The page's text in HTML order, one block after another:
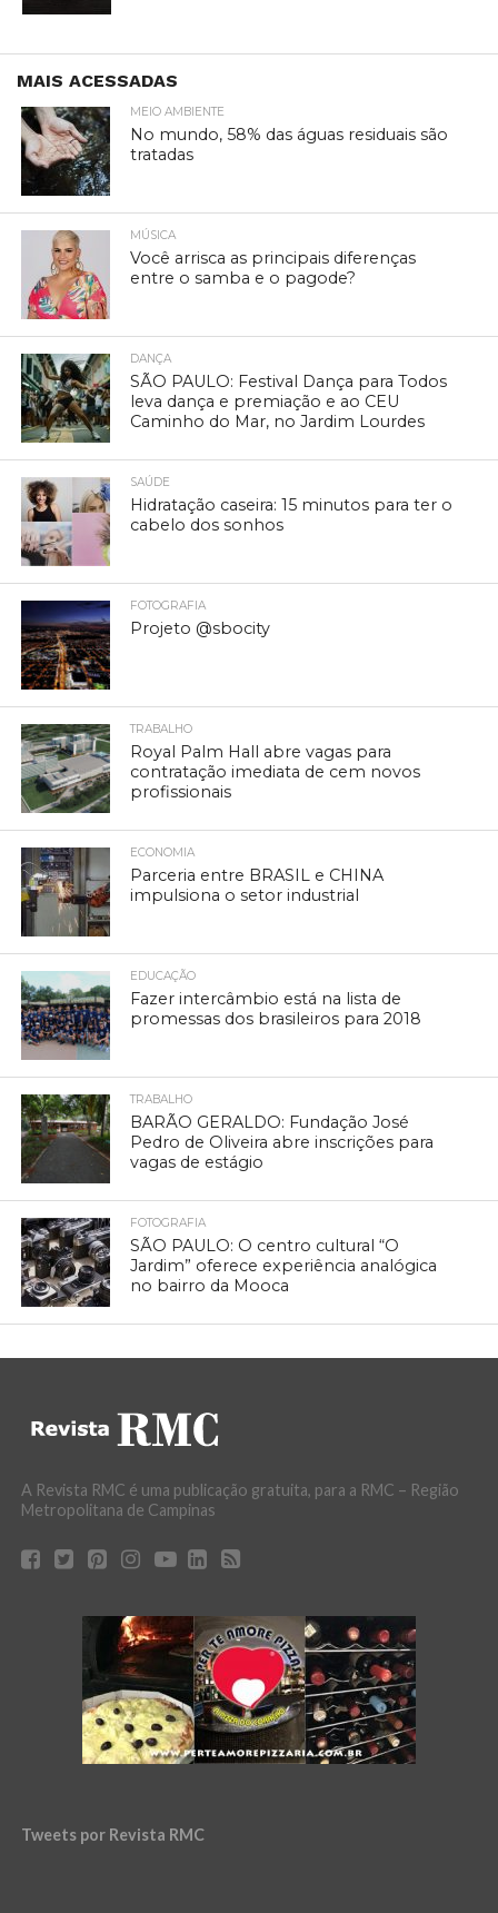
MAIS ACESSADAS
MEIO AMBIENTE
No mundo, 58% das águas residuais são
tratadas
MÚSICA
Você arrisca as principais diferenças
entre o samba e o pagode?
DANÇA
SÃO PAULO: Festival Dança para Todos
leva dança e premiação e ao CEU
Caminho do Mar, no Jardim Lourdes
SAÚDE
Hidratação caseira: 15 minutos para ter o
cabelo dos sonhos
FOTOGRAFIA
Projeto @sbocity
TRABALHO
Royal Palm Hall abre vagas para
contratação imediata de cem novos
profissionais
ECONOMIA
Parceria entre BRASIL e CHINA
impulsiona o setor industrial
EDUCAÇÃO
Fazer intercâmbio está na lista de
promessas dos brasileiros para 2018
TRABALHO
BARÃO GERALDO: Fundação José
Pedro de Oliveira abre inscrições para
vagas de estágio
FOTOGRAFIA
SÃO PAULO: O centro cultural “O
Jardim” oferece experiência analógica
no bairro da Mooca
A Revista RMC é uma publicação gratuita, para a RMC – Região
Metropolitana de Campinas
Tweets por Revista RMC